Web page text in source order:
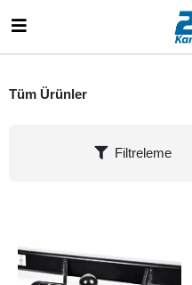
Tüm Ürünler
Filtreleme